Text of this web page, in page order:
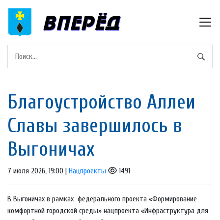
Благоустройство Аллеи
Славы завершилось в
Выгоничах
7 июля 2026, 19:00 | Нацпроекты 1491
В Выгоничах в рамках федерального проекта «Формирование
комфортной городской среды» нацпроекта «Инфраструктура для